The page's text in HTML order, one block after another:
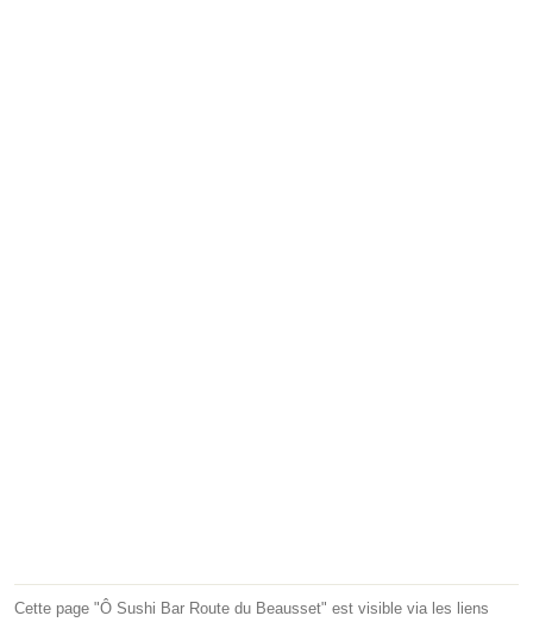
Cette page "Ô Sushi Bar Route du Beausset" est visible via les liens